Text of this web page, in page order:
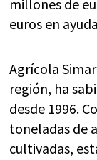
millones de
euros en
Agrícola
región, ha
desde 1996.
toneladas de
cultivadas,